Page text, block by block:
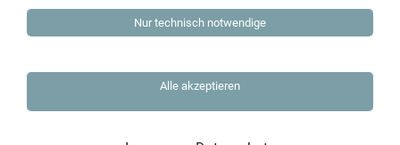
Nur technisch notwendige
Alle akzeptieren
Tel.: 089-27312570
Fax: 089-27312571
DIE JOB-BÖRSE GMBH HAMBURG
Von Melle-Park 2